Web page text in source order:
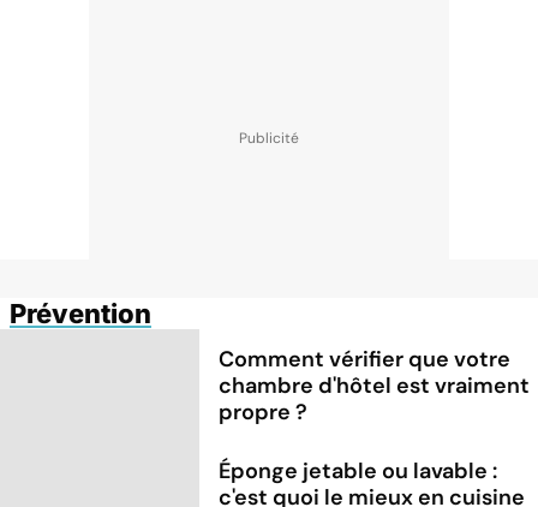
Prévention
Comment vérifier que votre
chambre d'hôtel est vraiment
propre ?
Éponge jetable ou lavable :
c'est quoi le mieux en cuisine